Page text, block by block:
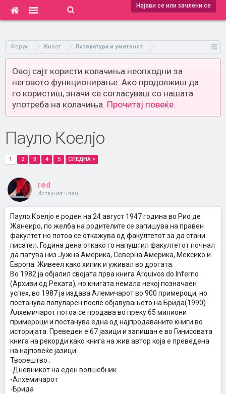
Најави се или зачлени се
Форум Живот Литература и уметност
Овој сајт користи колачиња неопходни за
неговото функционирање. Ако продолжиш да
го користиш, значи се согласуваш со нашата
употреба на колачиња. Прочитај повеќе.
Пауло Коелјо
1 2 3 4 5 СЛЕДНА >
red
Истакнат член
Пауло Коелјо е роден на 24 август 1947 година во Рио де
Жанеиро, по желба на родителите се запишува на правен
факултет но потоа се откажува од факултетот за да стани
писател. Година дена откако го напуштил факултетот почнал
да патува низ Јужна Америка, Северна Америка, Мексико и
Европа. Живеел како хипик и уживал во дрогата.
Во 1982 ја објалил својата прва книга Arquivos do Inferno
(Архиви од Реката), но книгата немала некој позначаен
успех, во 1987 ја издава Алемичарот во 900 примероци, но
постанува популарен после објавувањето на Брида(1990).
Алхемичарот потоа се продава во преку 65 милиони
примероци и постанува една од најпродаваните книги во
историјата. Преведен е 67 јазици и запишан е во Гинисовата
книга на рекорди како книга на жив автор која е преведена
на најповеќе јазици.
Творештво :
-Дневникот на еден волшебник
-Алхемичарот
-Брида